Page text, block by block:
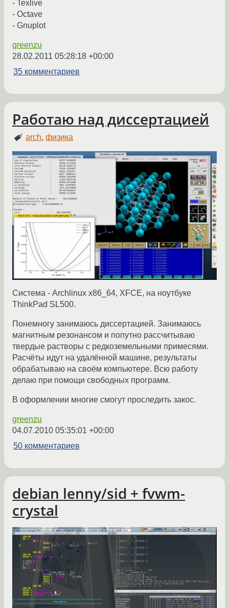
- Texlive
- Octave
- Gnuplot
greenzu
28.02.2011 05:28:18 +00:00
35 комментариев
Работаю над диссертацией
arch,физика
Система - Archlinux x86_64, XFCE, на ноутбуке
ThinkPad SL500.
Понемногу занимаюсь диссертацией. Занимаюсь
магнитным резонансом и попутно рассчитываю
твердые растворы с редкоземельными примесями.
Расчёты идут на удалённой машине, результаты
обрабатываю на своём компьютере. Всю работу
делаю при помощи свободных программ.
В оформлении многие смогут проследить закос.
greenzu
04.07.2010 05:35:01 +00:00
50 комментариев
debian lenny/sid + fvwm-
crystal